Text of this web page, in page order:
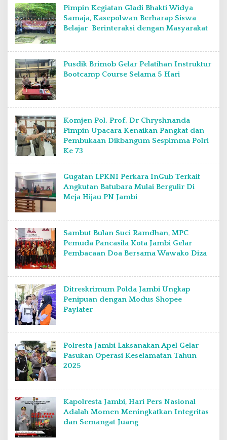
Pimpin Kegiatan Gladi Bhakti Widya
Samaja, Kasepolwan Berharap Siswa
Belajar Berinteraksi dengan Masyarakat
Pusdik Brimob Gelar Pelatihan Instruktur
Bootcamp Course Selama 5 Hari
Komjen Pol. Prof. Dr Chryshnanda
Pimpin Upacara Kenaikan Pangkat dan
Pembukaan Dikbangum Sespimma Polri
Ke 73
Gugatan LPKNI Perkara InGub Terkait
Angkutan Batubara Mulai Bergulir Di
Meja Hijau PN Jambi
Sambut Bulan Suci Ramdhan, MPC
Pemuda Pancasila Kota Jambi Gelar
Pembacaan Doa Bersama Wawako Diza
Ditreskrimum Polda Jambi Ungkap
Penipuan dengan Modus Shopee
Paylater
Polresta Jambi Laksanakan Apel Gelar
Pasukan Operasi Keselamatan Tahun
2025
Kapolresta Jambi, Hari Pers Nasional
Adalah Momen Meningkatkan Integritas
dan Semangat Juang